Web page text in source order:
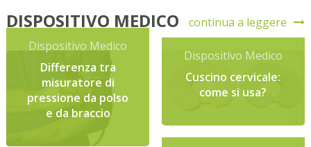
DISPOSITIVO MEDICO
continua a leggere
Dispositivo Medico
Differenza tra
misuratore di
pressione da polso
e da braccio
Dispositivo Medico
Cuscino cervicale:
come si usa?